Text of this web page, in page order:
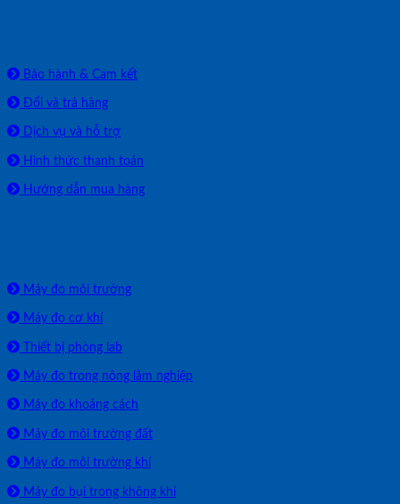
Bảo hành & Cam kết
Đổi và trả hàng
Dịch vụ và hỗ trợ
Hình thức thanh toán
Hướng dẫn mua hàng
Máy đo môi trường
Máy đo cơ khí
Thiết bị phòng lab
Máy đo trong nông lâm nghiệp
Máy đo khoảng cách
Máy đo môi trường đất
Máy đo môi trường khí
Máy đo bụi trong không khí